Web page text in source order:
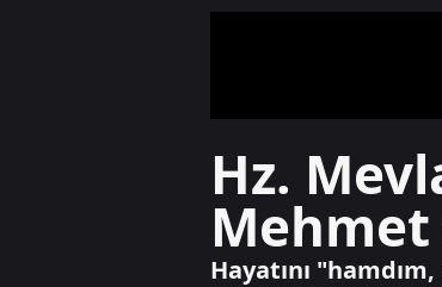
Hz.
Mehmet
Hayatını